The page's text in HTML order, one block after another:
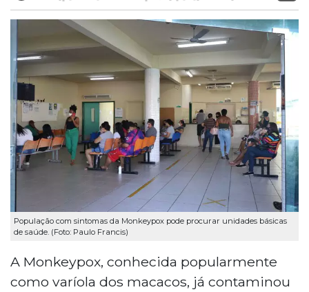
População com sintomas da Monkeypox pode procurar unidades básicas
de saúde. (Foto: Paulo Francis)
A Monkeypox, conhecida popularmente
como varíola dos macacos, já contaminou